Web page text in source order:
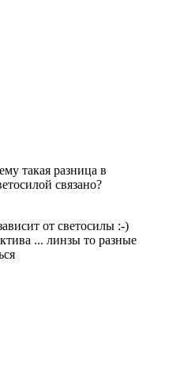
такая разница в
связано?
от светосилы :-)
... линзы то разные